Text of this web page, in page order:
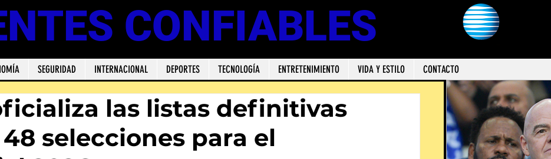
CONFIABLES
SEGURIDAD INTERNACIONAL DEPORTES TECNOLOGÍA ENTRETENIMIENTO VIDA Y ESTILO CONTACTO
las listas definitivas
selecciones para el